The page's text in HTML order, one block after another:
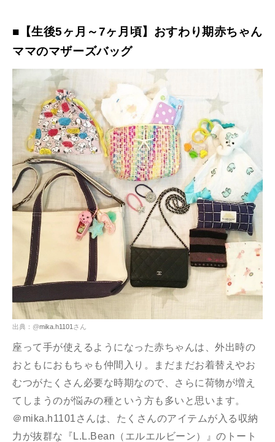
■【生後5ヶ月～7ヶ月頃】おすわり期赤ちゃん
ママのマザーズバッグ
出典：@mika.h1101 さん
座って手が使えるようになった赤ちゃんは、外出時の
おともにおもちゃも仲間入り。まだまだお着替えやお
むつがたくさん必要な時期なので、さらに荷物が増え
てしまうのが悩みの種という方も多いと思います。
＠mika.h1101さんは、たくさんのアイテムが入る収納
力が抜群な『L.L.Bean（エルエルビーン）』のトート